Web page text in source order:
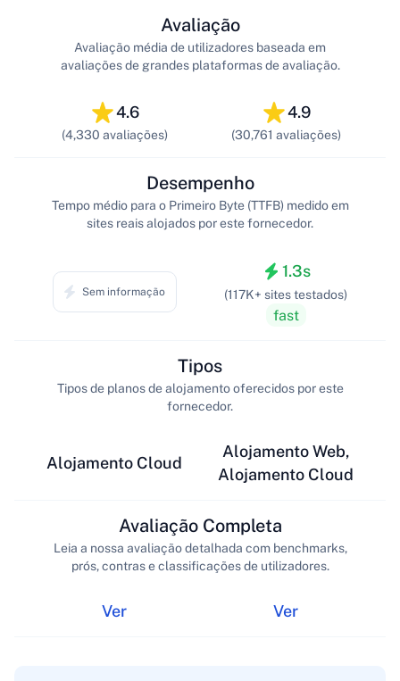
4.6
(4,330 avaliações)
Avaliação
Avaliação média de utilizadores baseada em
avaliações de grandes plataformas de avaliação.
4.9
(30,761 avaliações)
Sem informação
Desempenho
Tempo médio para o Primeiro Byte (TTFB) medido em
sites reais alojados por este fornecedor.
1.3s
(117K+ sites testados)
fast
Alojamento Cloud
Tipos
Tipos de planos de alojamento oferecidos por este
fornecedor.
Alojamento Web,
Alojamento Cloud
Ver
Avaliação Completa
Leia a nossa avaliação detalhada com benchmarks,
prós, contras e classificações de utilizadores.
Ver